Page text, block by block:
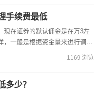
手续费最低
现在证券的默认佣金是在万3左
，一般是根据资金量来进行调整
网或者券商APP进...
1169 浏览
多少？